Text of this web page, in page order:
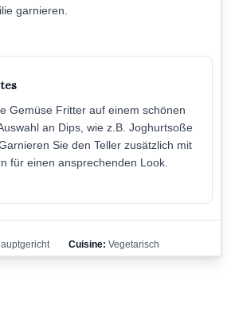
garnieren.
Gemüse Fritter auf einem schönen
an Dips, wie z.B. Joghurtsoße
Sie den Teller zusätzlich mit
für einen ansprechenden Look.
Cuisine: Vegetarisch